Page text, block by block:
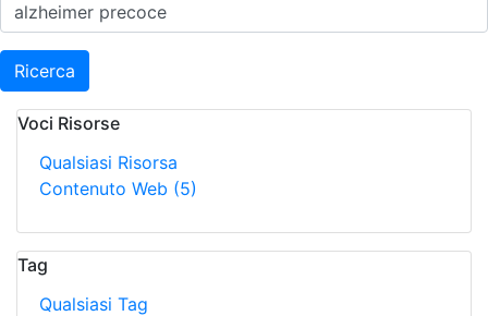
Ricerca
Voci Risorse
Qualsiasi Risorsa
Contenuto Web (5)
Tag
Qualsiasi Tag